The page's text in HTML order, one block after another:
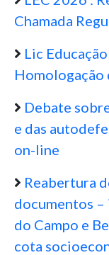
Chamada
Lic
Debate
e das
on-line
Reabertura
documentos –
do Campo e
cota